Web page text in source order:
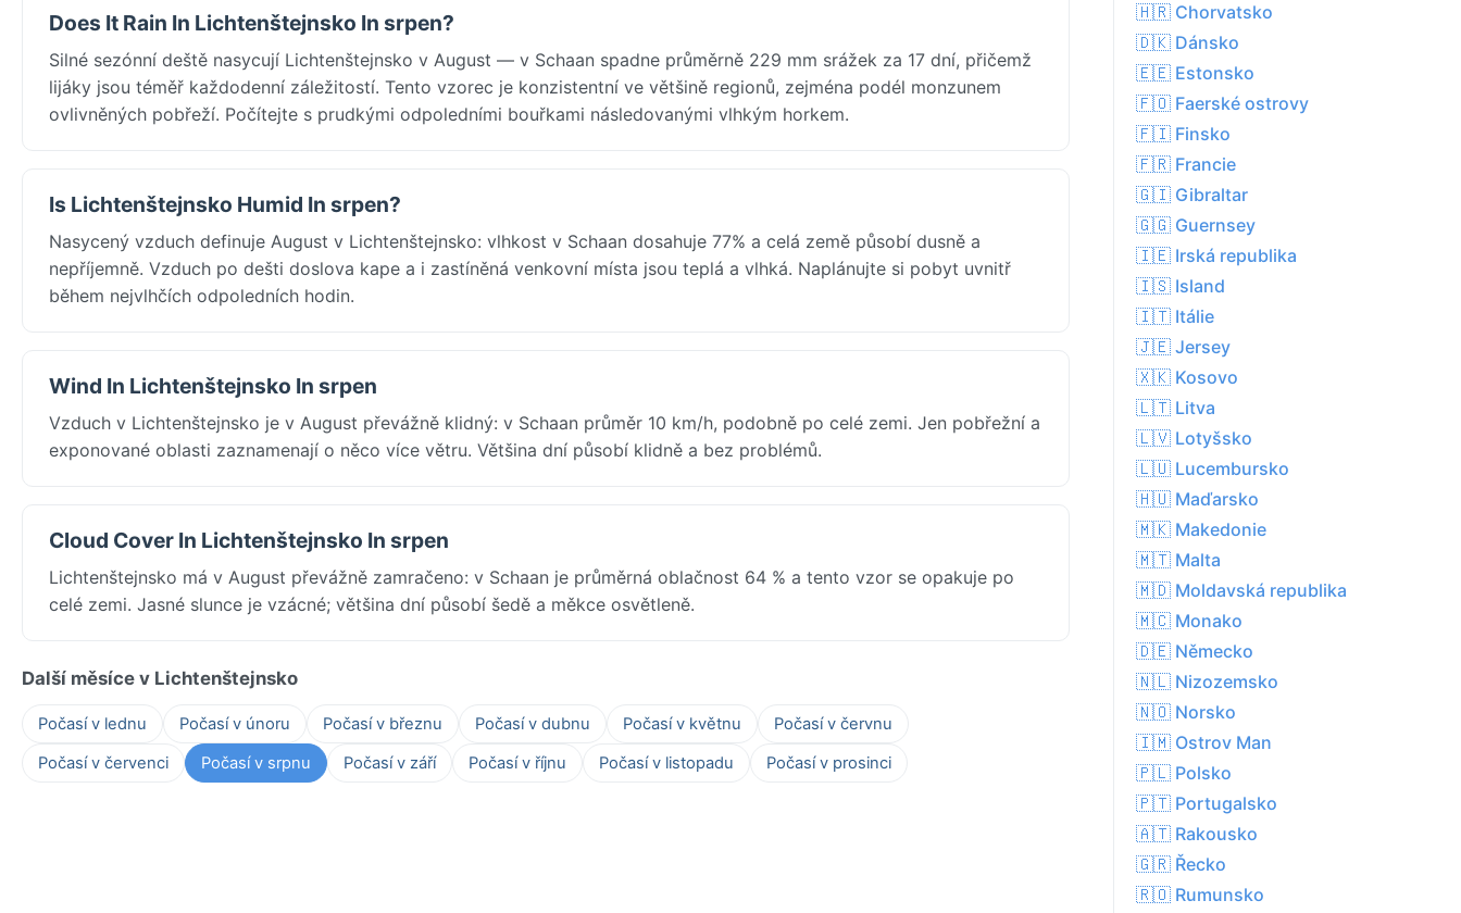
Does It Rain In Lichtenštejnsko In srpen?
Silné sezónní deště nasycují Lichtenštejnsko v August — v Schaan spadne průměrně 229 mm srážek za 17 dní, přičemž
lijáky jsou téměř každodenní záležitostí. Tento vzorec je konzistentní ve většině regionů, zejména podél monzunem
ovlivněných pobřeží. Počítejte s prudkými odpoledními bouřkami následovanými vlhkým horkem.
Is Lichtenštejnsko Humid In srpen?
Nasycený vzduch definuje August v Lichtenštejnsko: vlhkost v Schaan dosahuje 77% a celá země působí dusně a
nepříjemně. Vzduch po dešti doslova kape a i zastíněná venkovní místa jsou teplá a vlhká. Naplánujte si pobyt uvnitř
během nejvlhčích odpoledních hodin.
Wind In Lichtenštejnsko In srpen
Vzduch v Lichtenštejnsko je v August převážně klidný: v Schaan průměr 10 km/h, podobně po celé zemi. Jen pobřežní a
exponované oblasti zaznamenají o něco více větru. Většina dní působí klidně a bez problémů.
Cloud Cover In Lichtenštejnsko In srpen
Lichtenštejnsko má v August převážně zamračeno: v Schaan je průměrná oblačnost 64 % a tento vzor se opakuje po
celé zemi. Jasné slunce je vzácné; většina dní působí šedě a měkce osvětleně.
Další měsíce v Lichtenštejnsko
Počasí v lednu Počasí v únoru Počasí v březnu Počasí v dubnu Počasí v květnu
Počasí v červnu
Počasí v červenci
Počasí v srpnu Počasí v září Počasí v říjnu Počasí v listopadu Počasí v prosinci
🇭🇷 Chorvatsko
🇩🇰 Dánsko
🇪🇪 Estonsko
🇫🇴 Faerské ostrovy
🇫🇮 Finsko
🇫🇷 Francie
🇬🇮 Gibraltar
🇬🇬 Guernsey
🇮🇪 Irská republika
🇮🇸 Island
🇮🇹 Itálie
🇯🇪 Jersey
🇽🇰 Kosovo
🇱🇹 Litva
🇱🇻 Lotyšsko
🇱🇺 Lucembursko
🇭🇺 Maďarsko
🇲🇰 Makedonie
🇲🇹 Malta
🇲🇩 Moldavská republika
🇲🇨 Monako
🇩🇪 Německo
🇳🇱 Nizozemsko
🇳🇴 Norsko
🇮🇲 Ostrov Man
🇵🇱 Polsko
🇵🇹 Portugalsko
🇦🇹 Rakousko
🇬🇷 Řecko
🇷🇴 Rumunsko